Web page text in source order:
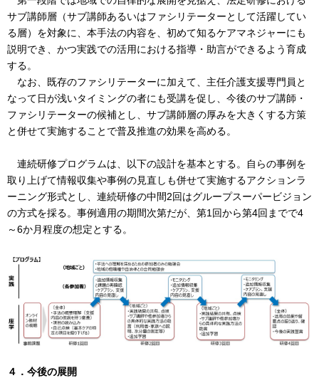
サブ講師層（サブ講師あるいはファシリテーターとして活躍してい
る層）を対象に、本手法の内容を、初めて知るケアマネジャーにも
説明でき、かつ実践での活用における指導・助言ができるよう育成
する。
なお、既存のファシリテーターに加えて、主任介護支援専門員と
なって日が浅いタイミングの者にも受講を促し、今後のサブ講師・
ファシリテーターの候補とし、サブ講師層の厚みを大きくする方策
と併せて実施することで普及推進の効果を高める。
連続研修プログラムは、以下の設計を基本とする。自らの事例を
取り上げて情報収集や事例の見直しも併せて実施するアクションラ
ーニング形式とし、連続研修の中間2回はグループスーパービジョン
の方式を採る。事例適用の期間次第だが、第1回から第4回までで4
～6か月程度の想定とする。
４．今後の展開